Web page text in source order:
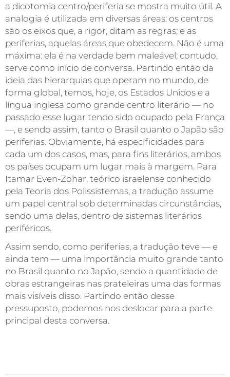
a dicotomia centro/periferia se mostra muito útil. A
analogia é utilizada em diversas áreas: os centros
são os eixos que, a rigor, ditam as regras; e as
periferias, aquelas áreas que obedecem. Não é uma
máxima: ela é na verdade bem maleável; contudo,
serve como início de conversa. Partindo então da
ideia das hierarquias que operam no mundo, de
forma global, temos, hoje, os Estados Unidos e a
língua inglesa como grande centro literário — no
passado esse lugar tendo sido ocupado pela França
—, e sendo assim, tanto o Brasil quanto o Japão são
periferias. Obviamente, há especificidades para
cada um dos casos, mas, para fins literários, ambos
os países ocupam um lugar mais à margem. Para
Itamar Even-Zohar, teórico israelense conhecido
pela Teoria dos Polissistemas, a tradução assume
um papel central sob determinadas circunstâncias,
sendo uma delas, dentro de sistemas literários
periféricos.
Assim sendo, como periferias, a tradução teve — e
ainda tem — uma importância muito grande tanto
no Brasil quanto no Japão, sendo a quantidade de
obras estrangeiras nas prateleiras uma das formas
mais visíveis disso. Partindo então desse
pressuposto, podemos nos deslocar para a parte
principal desta conversa.